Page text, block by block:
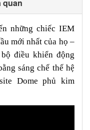
quan
những chiếc IEM
mới nhất của họ –
điều khiển động
sáng chế thế hệ
Dome phủ kim